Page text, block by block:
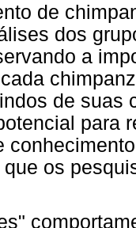
de
dos
a
de suas
para
os